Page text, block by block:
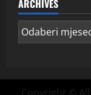
ARCHIVES